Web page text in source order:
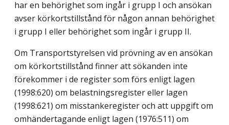
har en behörighet som ingår i grupp I och ansökan
avser körkortstillstånd för någon annan behörighet
i grupp I eller behörighet som ingår i grupp II.
Om Transportstyrelsen vid prövning av en ansökan
om körkortstillstånd finner att sökanden inte
förekommer i de register som förs enligt lagen
(1998:620) om belastningsregister eller lagen
(1998:621) om misstankeregister och att uppgift om
omhändertagande enligt lagen (1976:511) om